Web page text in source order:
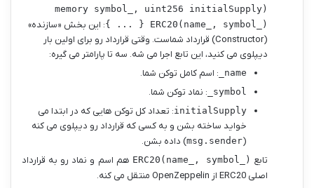
memory symbol_, uint256 initialSupply)
ERC20(name_, symbol_) { ... }
: این بخش «سازنده»
(Constructor) قرارداد شماست. وقتی قرارداد رو برای اولین بار
دیپلوی می کنید، این تابع اجرا می شه. سه تا پارامتر می گیره:
name_ : اسم کامل توکن شما.
symbol_ : نماد توکن شما.
initialSupply: تعداد کل توکن هایی که در ابتدا می
خواید ساخته بشن و به کسی که قرارداد رو دیپلوی می کنه
(
msg.sender) داده بشن.
تابع ERC20(name_, symbol_) هم اسم و نماد رو به قرارداد
اصلی ERC20 از OpenZeppelin منتقل می کنه.